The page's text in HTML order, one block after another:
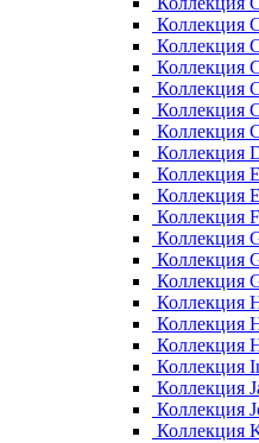
Коллекция
Коллекция
Коллекция
Коллекция
Коллекция
Коллекция
Коллекция
Коллекция
Коллекция
Коллекция
Коллекция
Коллекция
Коллекция
Коллекция
Коллекция
Коллекция
Коллекция
Коллекция
Коллекция
Коллекция